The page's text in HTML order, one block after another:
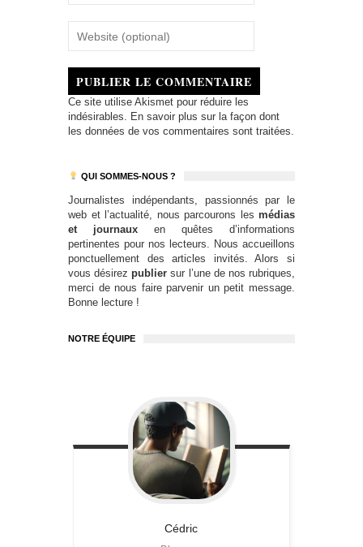
PUBLIER LE COMMENTAIRE
Ce site utilise Akismet pour réduire les
indésirables. En savoir plus sur la façon dont
les données de vos commentaires sont traitées.
QUI SOMMES-NOUS ?
Journalistes indépendants, passionnés par le
web et l’actualité, nous parcourons les médias
et journaux en quêtes d’informations
pertinentes pour nos lecteurs. Nous accueillons
ponctuellement des articles invités. Alors si
vous désirezpublier sur l’une de nos rubriques,
merci de nous faire parvenir un petit message.
Bonne lecture !
NOTRE ÉQUIPE
Cédric